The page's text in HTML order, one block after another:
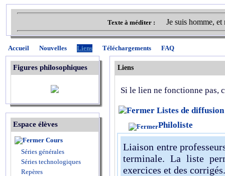
Texte à méditer : Je suis homme,
Accueil Nouvelles Liens Téléchargements FAQ
Figures philosophiques
Espace élèves
Cours
Séries générales
Séries technologiques
Repères
Liens
Si le lien ne fonctionne pas,
Listes de diffusion
Philoliste
Liaison entre
terminale. La liste
exercices et des corrigés.